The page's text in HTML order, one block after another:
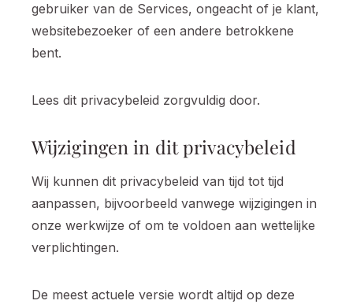
gebruiker van de Services, ongeacht of je klant,
websitebezoeker of een andere betrokkene
bent.
Lees dit privacybeleid zorgvuldig door.
Wijzigingen in dit privacybeleid
Wij kunnen dit privacybeleid van tijd tot tijd
aanpassen, bijvoorbeeld vanwege wijzigingen in
onze werkwijze of om te voldoen aan wettelijke
verplichtingen.
De meest actuele versie wordt altijd op deze